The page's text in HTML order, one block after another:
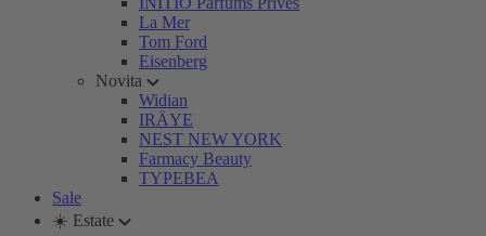
La Mer
Tom Ford
Eisenberg
Novita
Widian
IRÄYE
NEST NEW YORK
Farmacy Beauty
TYPEBEA
Sale
☀️ Estate